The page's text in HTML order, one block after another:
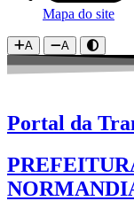
Mapa do site
A A
Portal da